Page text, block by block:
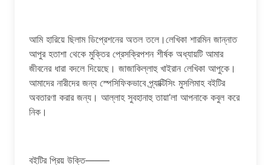
আমি হারিয়ে ছিলাম ডিপ্রেশনের অতল তলে।লেখিকা শারমিন জান্নাত
আপুর হতাশা থেকে মুক্তির প্রেসক্রিপশন শীর্ষক অধ্যায়টি আমার
জীবনের ধারা বদলে দিয়েছে। জাজাকিল্লাহু খাইরান লেখিকা আপুকে।
আমাদের নারীদের জন্য স্পেসিফিকভাবে প্র্যাক্টিসিং মুসলিমাহ বইটির
অবতারণা করার জন্য। আল্লাহ সুবহানাহু তায়া’লা আপনাকে কবুল করে
নিক।
বইটির প্রিয় উক্তি——–